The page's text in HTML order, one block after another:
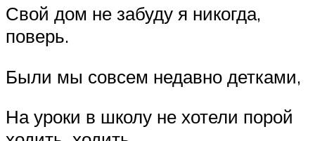
Свой дом не забуду я никогда,
поверь.
Были мы совсем недавно детками,
На уроки в школу не хотели порой